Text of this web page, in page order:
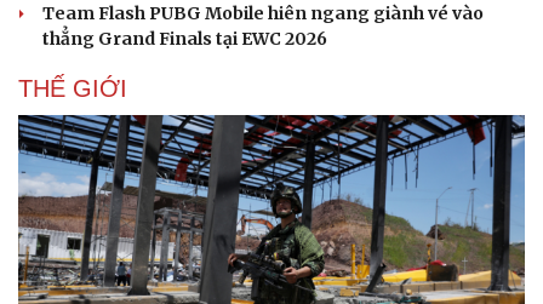
Team Flash PUBG Mobile hiên ngang giành vé vào
thẳng Grand Finals tại EWC 2026
THẾ GIỚI